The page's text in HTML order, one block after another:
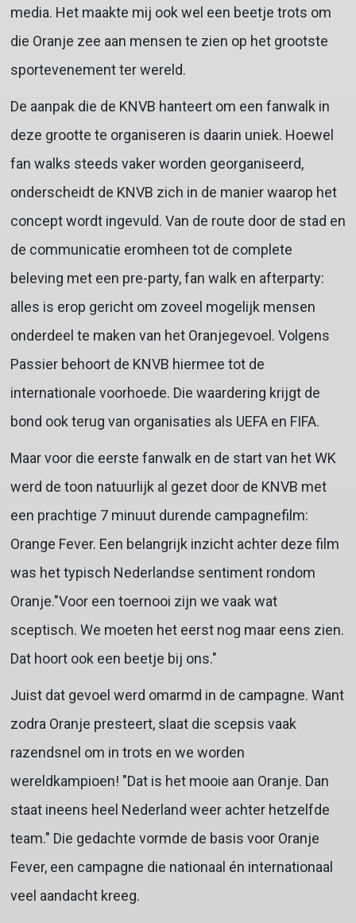
media. Het maakte mij ook wel een beetje trots om
die Oranje zee aan mensen te zien op het grootste
sportevenement ter wereld.
De aanpak die de KNVB hanteert om een fanwalk in
deze grootte te organiseren is daarin uniek. Hoewel
fan walks steeds vaker worden georganiseerd,
onderscheidt de KNVB zich in de manier waarop het
concept wordt ingevuld. Van de route door de stad en
de communicatie eromheen tot de complete
beleving met een pre-party, fan walk en afterparty:
alles is erop gericht om zoveel mogelijk mensen
onderdeel te maken van het Oranjegevoel. Volgens
Passier behoort de KNVB hiermee tot de
internationale voorhoede. Die waardering krijgt de
bond ook terug van organisaties als UEFA en FIFA.
Maar voor die eerste fanwalk en de start van het WK
werd de toon natuurlijk al gezet door de KNVB met
een prachtige 7 minuut durende campagnefilm:
Orange Fever. Een belangrijk inzicht achter deze film
was het typisch Nederlandse sentiment rondom
Oranje."Voor een toernooi zijn we vaak wat
sceptisch. We moeten het eerst nog maar eens zien.
Dat hoort ook een beetje bij ons."
Juist dat gevoel werd omarmd in de campagne. Want
zodra Oranje presteert, slaat die scepsis vaak
razendsnel om in trots en we worden
wereldkampioen! "Dat is het mooie aan Oranje. Dan
staat ineens heel Nederland weer achter hetzelfde
team." Die gedachte vormde de basis voor Oranje
Fever, een campagne die nationaal én internationaal
veel aandacht kreeg.